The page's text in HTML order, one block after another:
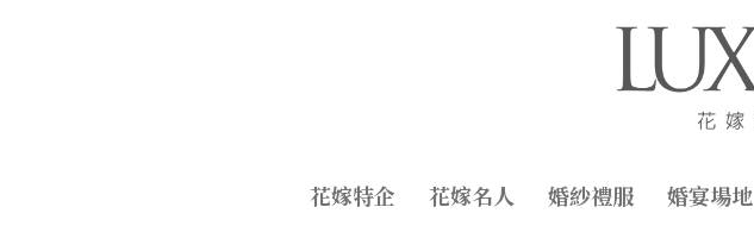
花嫁特企 花嫁名人 婚紗禮服 婚宴場地